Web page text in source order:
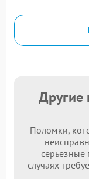
Другие
Поломки,
случаях